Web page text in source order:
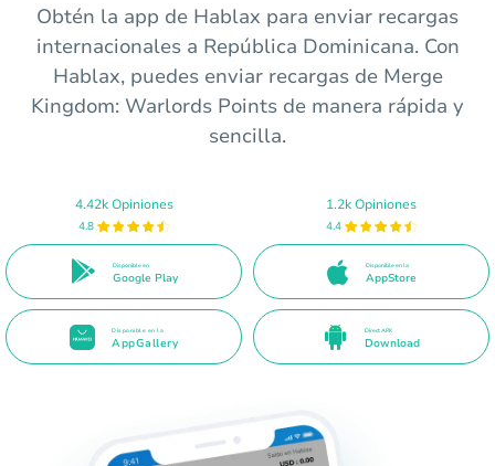
Obtén la app de Hablax para enviar recargas
internacionales a República Dominicana. Con
Hablax, puedes enviar recargas de Merge
Kingdom: Warlords Points de manera rápida y
sencilla.
4.42k Opiniones
4.8
Disponible en
Google Play
1.2k Opiniones
4.4
Disponible en la
AppStore
Disponible en la
AppGallery
Direct APK
Download